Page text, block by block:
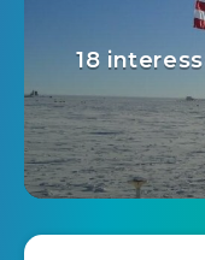
18